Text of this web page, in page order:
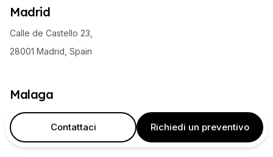
Madrid
Calle de Castello 23,
28001 Madrid, Spain
Malaga
Calle Granada 32, First Floor,
29015 Málaga, Spain
Contattaci Richiedi un preventivo